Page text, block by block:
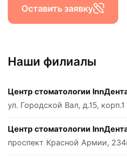
Оставить заявку
Наши филиалы
Центр стоматологии
ул. Городской Вал, д.15, корп.1
Центр стоматологии
проспект Красной Армии,